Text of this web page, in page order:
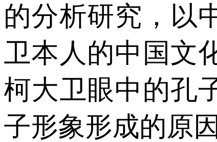
的分析研究，以
卫本人的中国文
柯大卫眼中的孔
子形象形成的原